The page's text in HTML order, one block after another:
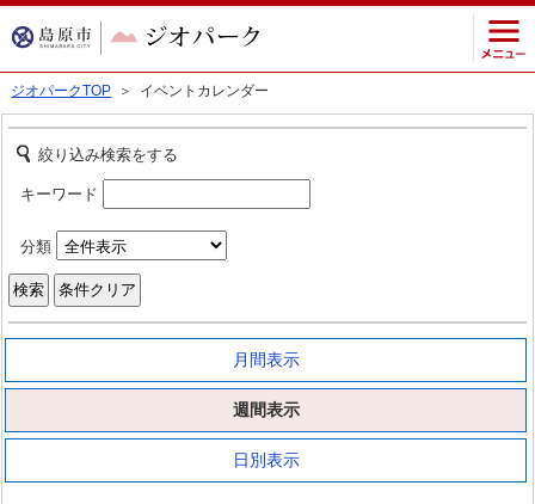
ジオパークTOP ＞ イベントカレンダー
絞り込み検索をする
キーワード
分類
月間表示
週間表示
日別表示